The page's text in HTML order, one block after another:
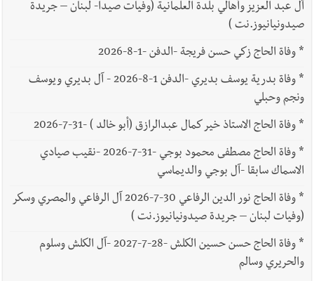
آل عبد العزيز وأهالي بلدة العلمانية (وفيات صيدا- لبنان – جريدة
صيدونيانيوز.نت )
*وفاة الحاج زكي حسن فريجة -الدفن -1-8-2026
*
وفاة بدرية يوسف بديري -الدفن 1-8-2026 - آل بديري ويوسف
ونجم وحبلي
*وفاة الحاج الاستاذ خير كمال عبدالرازق (أبو خالد ) -31-7-2026
*
وفاة الحاج مصطفى محمود بوجي -31-7-2026 -نقيب صيادي
الاسماك سابقا -آل بوجي والديماسي
*
وفاة الحاج نور الدين الرفاعي 30-7-2026 آل الرفاعي والمصري وسكر
(وفيات لبنان – جريدة صيدونيانيوز.نت )
*
وفاة الحاج حسن حسين الكلش -28-7-2027 -آل الكلش وسلوم
والحريري وسالم